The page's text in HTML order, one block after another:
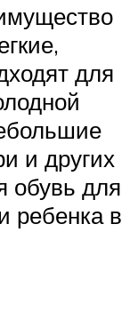
для
и других
обувь для
ребенка в